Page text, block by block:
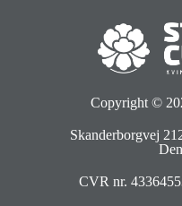
Copyright ©
Skanderborgvej
CVR nr.